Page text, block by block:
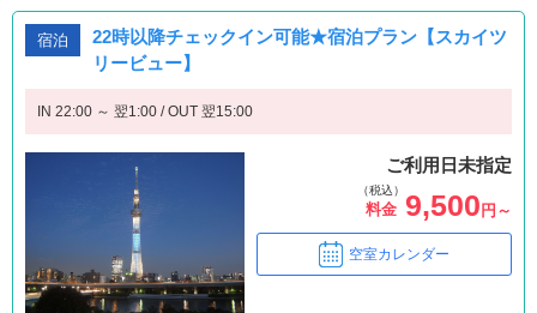
宿泊
22時以降チェックイン可能★宿泊プラン【スカイツ
リービュー】
IN 22:00 ～ 翌1:00 / OUT 翌15:00
ご利用日未指定
（税込）
料金 9,500 円～
空室カレンダー